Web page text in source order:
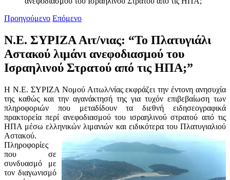
Προηγούμενο Επόμενο
Ν.Ε. ΣΥΡΙΖΑ Αιτ/νιας: “Το Πλατυγιάλι
Αστακού λιμάνι ανεφοδιασμού του
Ισραηλινού Στρατού από τις ΗΠΑ;”
Η Ν.Ε. ΣΥΡΙΖΑ Νομού Αιτωλ/νίας εκφράζει την έντονη ανησυχία
της καθώς και την αγανάκτησή της για τυχόν επιβεβαίωση των
πληροφοριών που μεταδίδουν τα διεθνή ειδησεογραφικά
πρακτορεία περί ανεφοδιασμού του ισραηλινού στρατού από τις
ΗΠΑ μέσω ελληνικών λιμανιών και ειδικότερα του Πλατυγιαλιού
Αστακού.
Πληροφορίες
που σε
συνδυασμό με
τον διαγωνισμό